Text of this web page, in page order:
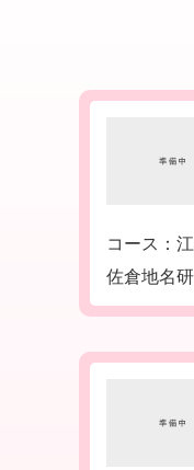
コース：
佐倉地名